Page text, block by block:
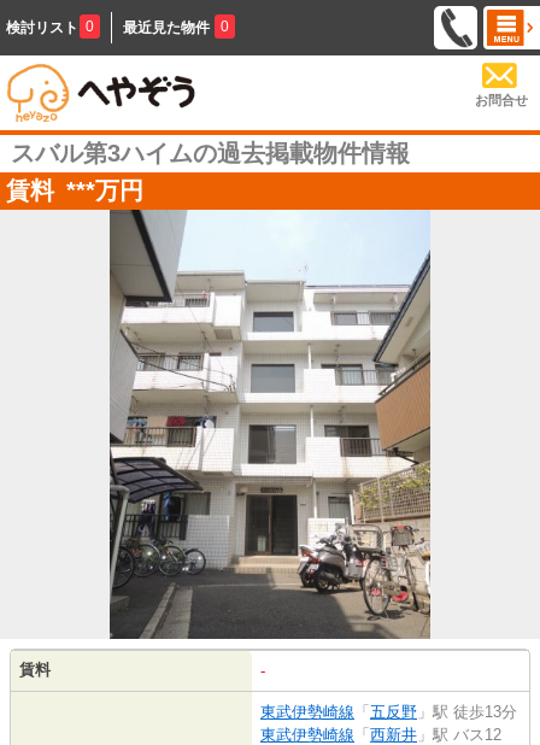
検討リスト 0 最近見た物件 0
お問合せ
スバル第3ハイムの過去掲載物件情報
賃料 ***万円
賃料 -
東武伊勢崎線 「五反野 」駅 徒歩13分
東武伊勢崎線 「西新井 」駅 バス12